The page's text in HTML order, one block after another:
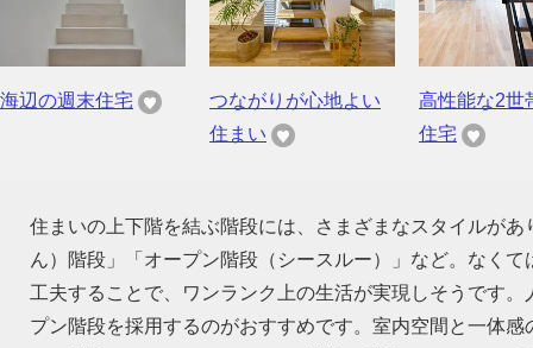
海辺の週末住宅
つながりが心地よい
住まい
高性能な2世
住宅
住まいの上下階を結ぶ階段には、さまざまなスタイルが
ん）階段」「オープン階段（シースルー）」など。なく
工夫することで、ワンランク上の生活が実現しそうです
プン階段を採用するのがおすすめです。室内空間と一体